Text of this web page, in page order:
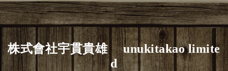
株式會社宇貫貴雄 unukitakao limite
d